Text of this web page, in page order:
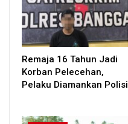
Remaja 16 Tahun Jadi
Korban Pelecehan,
Pelaku Diamankan Polisi